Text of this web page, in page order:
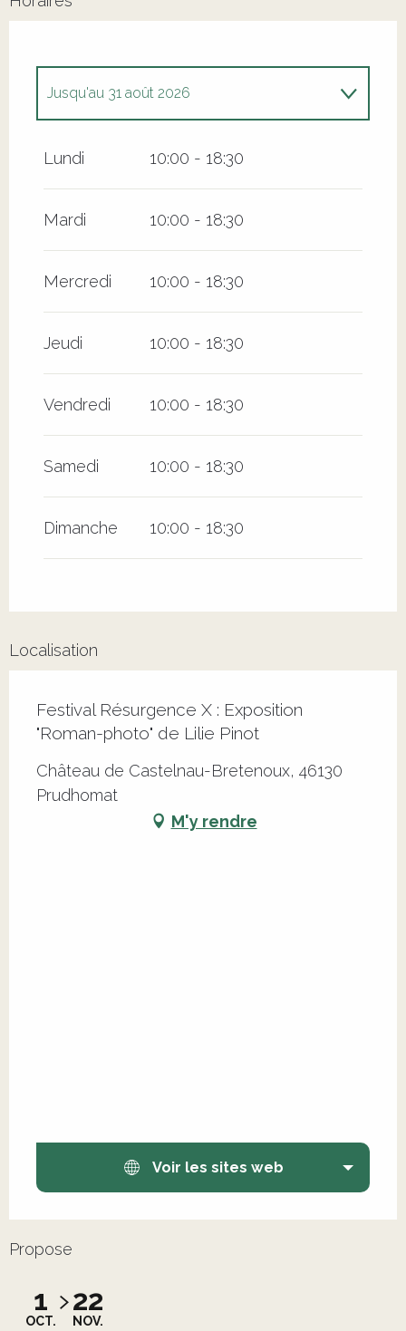
Jusqu'au 31 août 2026
Du1 septembre 2026au30 novembre
Lundi 10:00 - 18:30
Mardi 10:00 - 18:30
Mercredi 10:00 - 18:30
Jeudi 10:00 - 18:30
Vendredi 10:00 - 18:30
Samedi 10:00 - 18:30
Dimanche 10:00 - 18:30
Localisation
Festival Résurgence X : Exposition
"Roman-photo" de Lilie Pinot
Château de Castelnau-Bretenoux, 46130
Prudhomat
M'y rendre
Voir les sites web
Propose
1
OCT.
22
NOV.